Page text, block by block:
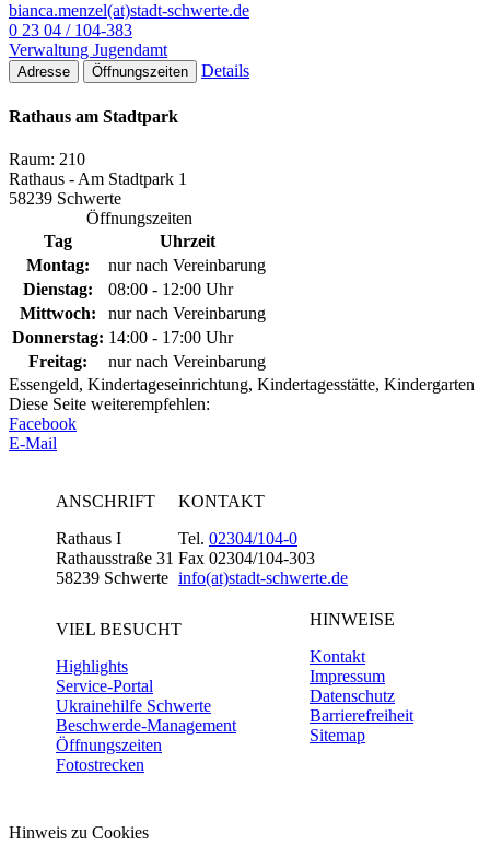
bianca.menzel(at)stadt-schwerte.de
0 23 04 / 104-383
Verwaltung Jugendamt
Adresse Öffnungszeiten Details
Rathaus am Stadtpark
Raum: 210
Rathaus - Am Stadtpark 1
58239 Schwerte
Öffnungszeiten
Tag
Uhrzeit
Montag:
nur nach Vereinbarung
Dienstag:
08:00 - 12:00 Uhr
Mittwoch:
nur nach Vereinbarung
Donnerstag: 14:00 - 17:00 Uhr
Freitag:
nur nach Vereinbarung
Essengeld, Kindertageseinrichtung, Kindertagesstätte, Kindergarten
Diese Seite weiterempfehlen:
Facebook
E-Mail
ANSCHRIFT
Rathaus I
Rathausstraße 31
58239 Schwerte
KONTAKT
Tel. 02304/104-0
Fax 02304/104-303
info(at)stadt-schwerte.de
VIEL BESUCHT
Highlights
Service-Portal
Ukrainehilfe Schwerte
Beschwerde-Management
Öffnungszeiten
Fotostrecken
HINWEISE
Kontakt
Impressum
Datenschutz
Barrierefreiheit
Sitemap
Hinweis zu Cookies